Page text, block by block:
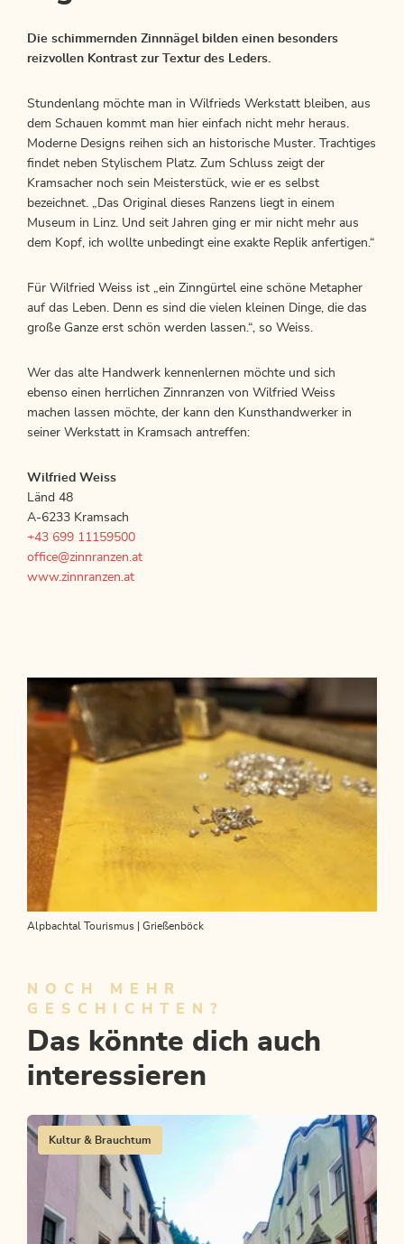
Die schimmernden Zinnnägel bilden einen besonders
reizvollen Kontrast zur Textur des Leders.
Stundenlang möchte man in Wilfrieds Werkstatt bleiben, aus
dem Schauen kommt man hier einfach nicht mehr heraus.
Moderne Designs reihen sich an historische Muster. Trachtiges
findet neben Stylischem Platz. Zum Schluss zeigt der
Kramsacher noch sein Meisterstück, wie er es selbst
bezeichnet. „Das Original dieses Ranzens liegt in einem
Museum in Linz. Und seit Jahren ging er mir nicht mehr aus
dem Kopf, ich wollte unbedingt eine exakte Replik anfertigen.“
Für Wilfried Weiss ist „ein Zinngürtel eine schöne Metapher
auf das Leben. Denn es sind die vielen kleinen Dinge, die das
große Ganze erst schön werden lassen.“, so Weiss.
Wer das alte Handwerk kennenlernen möchte und sich
ebenso einen herrlichen Zinnranzen von Wilfried Weiss
machen lassen möchte, der kann den Kunsthandwerker in
seiner Werkstatt in Kramsach antreffen:
Wilfried Weiss
Länd 48
A-6233 Kramsach
+43 699 11159500
office@zinnranzen.at
www.zinnranzen.at
Alpbachtal Tourismus | Grießenböck
NOCH MEHR
GESCHICHTEN?
Das könnte dich auch
interessieren
Kultur & Brauchtum